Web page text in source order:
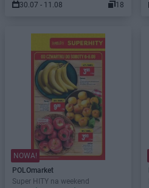
30.07 - 11.08
18
NOWA!
POLOmarket
Super HITY na weekend